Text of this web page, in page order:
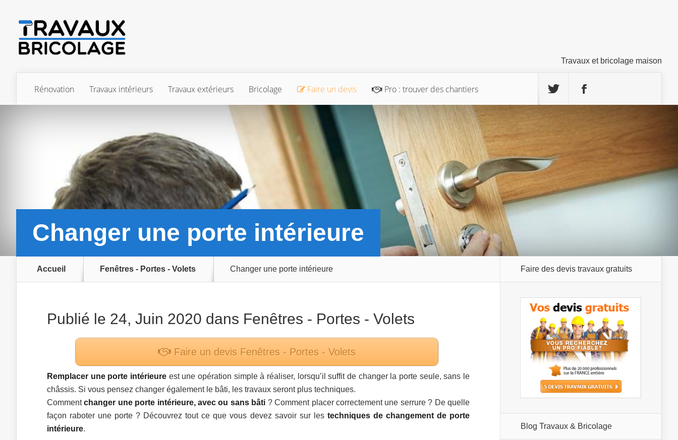
Travaux et bricolage maison
Rénovation Travaux intérieurs Travaux extérieurs Bricolage Faire un devis Pro : trouver des chantiers
Changer une porte intérieure
Accueil Fenêtres - Portes - Volets Changer une porte intérieure
Publié le 24, Juin 2020 dans Fenêtres - Portes - Volets
Faire un devis Fenêtres - Portes - Volets
Remplacer une porte intérieure est une opération simple à réaliser, lorsqu’il suffit de changer la porte seule, sans le
châssis. Si vous pensez changer également le bâti, les travaux seront plus techniques.
Commentchanger une porte intérieure, avec ou sans bâti ? Comment placer correctement une serrure ? De quelle
façon raboter une porte ? Découvrez tout ce que vous devez savoir sur les techniques de changement de porte
intérieure.
Faire des devis travaux gratuits
Blog Travaux & Bricolage